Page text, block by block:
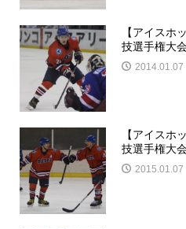
【アイスホ
技選手権大会
2014.01.07
【アイスホ
技選手権大会
2015.01.07